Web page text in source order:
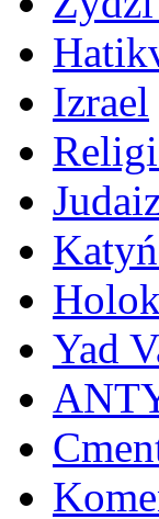
Izrael
Yad